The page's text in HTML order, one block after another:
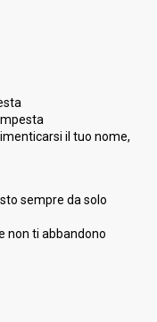
il tuo nome,
sempre da solo
non ti abbandono